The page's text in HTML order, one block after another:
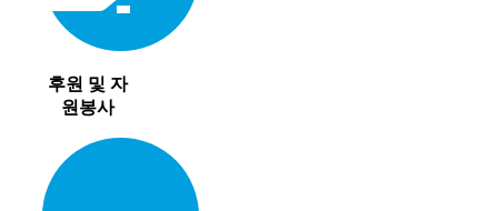
후원 및 자
원봉사